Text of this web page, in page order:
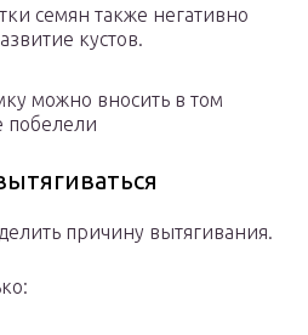
семян также негативно
кустов.
можно вносить в том
побелели
причину вытягивания.